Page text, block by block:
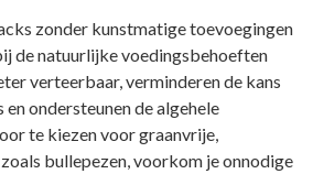
zonder kunstmatige toevoegingen
de natuurlijke voedingsbehoeften
verteerbaar, verminderen de kans
ondersteunen de algehele
te kiezen voor graanvrije,
bullepezen, voorkom je onnodige